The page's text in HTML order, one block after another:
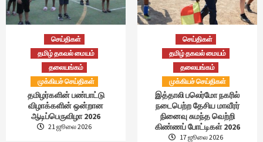
செய்திகள்
தமிழ் தகவல் மையம்
தலையங்கம்
முக்கியச் செய்திகள்
தமிழர்களின் பண்பாட்டு
விழாக்களின் ஒன்றான
ஆடிப்பெருவிழா 2026
21 ஜூலை 2026
செய்திகள்
தமிழ் தகவல் மையம்
தலையங்கம்
முக்கியச் செய்திகள்
இத்தாலி பலெர்மோ நகரில்
நடைபெற்ற தேசிய மாவீரர்
நினைவு சுமந்த வெற்றி
கிண்ணப் போட்டிகள் 2026
17 ஜூலை 2026